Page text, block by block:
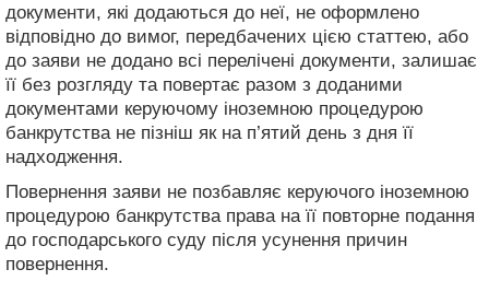
документи, які додаються до неї, не оформлено
відповідно до вимог, передбачених цією статтею, або
до заяви не додано всі перелічені документи, залишає
її без розгляду та повертає разом з доданими
документами керуючому іноземною процедурою
банкрутства не пізніш як на п’ятий день з дня її
надходження.
Повернення заяви не позбавляє керуючого іноземною
процедурою банкрутства права на її повторне подання
до господарського суду після усунення причин
повернення.